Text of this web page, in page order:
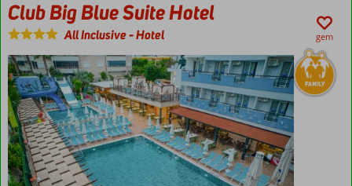
Værelser
med
plads til
5
Club Big Blue Suite Hotel
All Inclusive-Hotel gem